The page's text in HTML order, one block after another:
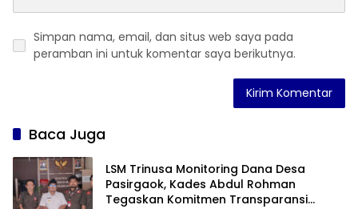
Simpan nama, email, dan situs web saya pada
peramban ini untuk komentar saya berikutnya.
Baca Juga
LSM Trinusa Monitoring Dana Desa
Pasirgaok, Kades Abdul Rohman
Tegaskan Komitmen Transparansi